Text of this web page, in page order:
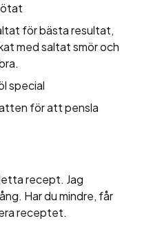
för bästa resultat,
med saltat smör och
special
för att pensla
recept. Jag
Har du mindre, får
receptet.